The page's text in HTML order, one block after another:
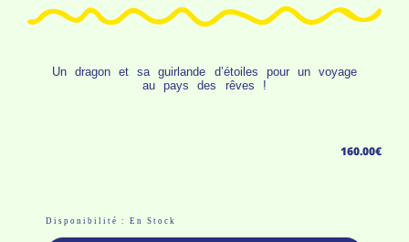
Un dragon et sa guirlande d’étoiles pour un voyage
au pays des rêves !
160.00€
Disponibilité : En Stock
Quantité